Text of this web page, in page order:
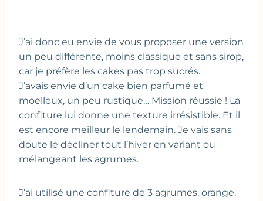
J’ai donc eu envie de vous proposer une version
un peu différente, moins classique et sans sirop,
car je préfère les cakes pas trop sucrés.
J’avais envie d’un cake bien parfumé et
moelleux, un peu rustique… Mission réussie ! La
confiture lui donne une texture irrésistible. Et il
est encore meilleur le lendemain. Je vais sans
doute le décliner tout l’hiver en variant ou
mélangeant les agrumes.
J’ai utilisé une confiture de 3 agrumes, orange,